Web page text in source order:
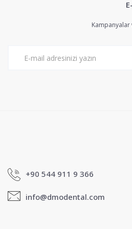
Ürün resmi kalitesiz, bozuk veya
Ürün açıklamasında eksik bilgiler
Bu ürüne benzer farklı alternatifler
+90 544 911 9 366
info@dmodental.com